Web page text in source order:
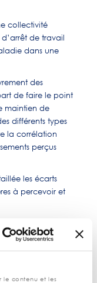
le contenu et les
collectivité
de travail
dans une
des
de faire le point
maintien de
différents types
la corrélation
perçus
les écarts
à percevoir et
non prescrites,
interne de
de